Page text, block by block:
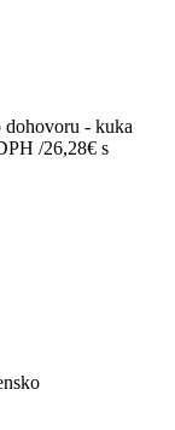
dohovoru - kuka
/26,28€ s